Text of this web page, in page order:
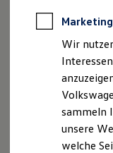
Software,
Platz da.
kommt.
Marketing
Wir
sammeln
unsere
welche